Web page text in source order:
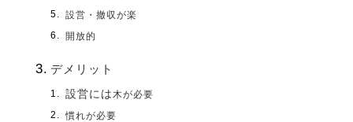
設営・撤収が楽
開放的
デメリット
設営には 木が必要
慣れが必要